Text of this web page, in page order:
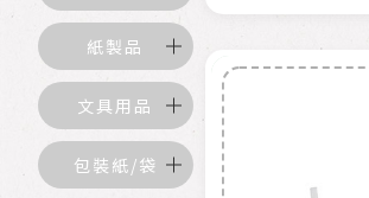
紙製品
文具用品
包裝紙/袋